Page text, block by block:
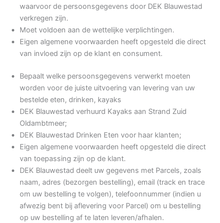
waarvoor de persoonsgegevens door DEK Blauwestad
verkregen zijn.
Moet voldoen aan de wettelijke verplichtingen.
Eigen algemene voorwaarden heeft opgesteld die direct
van invloed zijn op de klant en consument.
Bepaalt welke persoonsgegevens verwerkt moeten
worden voor de juiste uitvoering van levering van uw
bestelde eten, drinken, kayaks
DEK Blauwestad verhuurd Kayaks aan Strand Zuid
Oldambtmeer;
DEK Blauwestad Drinken Eten voor haar klanten;
Eigen algemene voorwaarden heeft opgesteld die direct
van toepassing zijn op de klant.
DEK Blauwestad deelt uw gegevens met Parcels, zoals
naam, adres (bezorgen bestelling), email (track en trace
om uw bestelling te volgen), telefoonnummer (indien u
afwezig bent bij aflevering voor Parcel) om u bestelling
op uw bestelling af te laten leveren/afhalen.